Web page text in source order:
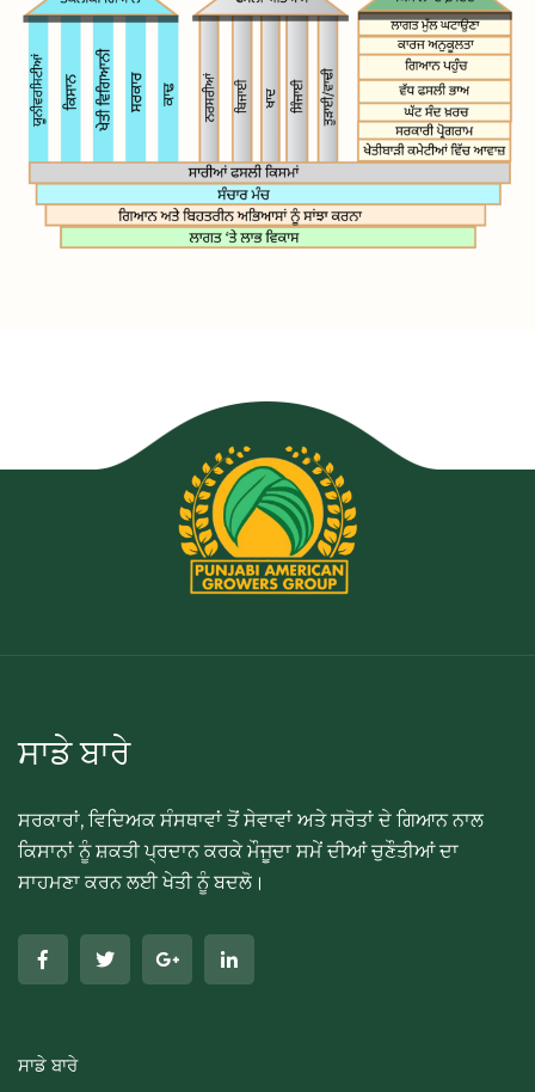
ਸਾਡੇ ਬਾਰੇ
ਸਰਕਾਰਾਂ, ਵਿਦਿਅਕ ਸੰਸਥਾਵਾਂ ਤੋਂ ਸੇਵਾਵਾਂ ਅਤੇ ਸਰੋਤਾਂ ਦੇ ਗਿਆਨ ਨਾਲ
ਕਿਸਾਨਾਂ ਨੂੰ ਸ਼ਕਤੀ ਪ੍ਰਦਾਨ ਕਰਕੇ ਮੌਜੂਦਾ ਸਮੇਂ ਦੀਆਂ ਚੁਣੌਤੀਆਂ ਦਾ
ਸਾਹਮਣਾ ਕਰਨ ਲਈ ਖੇਤੀ ਨੂੰ ਬਦਲੋ।
ਸਾਡੇ ਬਾਰੇ